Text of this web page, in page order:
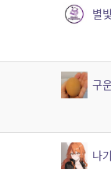
별
구
나기